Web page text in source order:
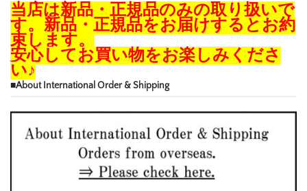
当店は新品・正規品のみの取り扱いで
す。新品・正規品をお届けするとお約
束します。
安心してお買い物をお楽しみくださ
い♪
■About International Order & Shipping